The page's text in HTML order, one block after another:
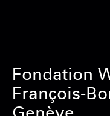
Fondation
François-